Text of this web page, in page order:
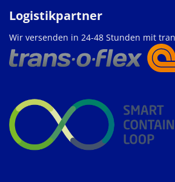
Logistikpartner
Wir versenden in 24-48 Stunden mit